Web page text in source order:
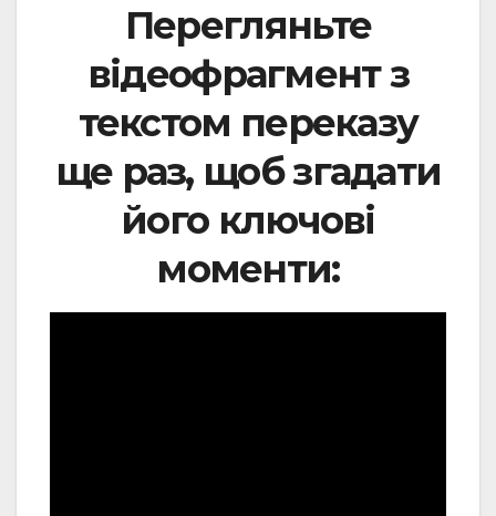
Перегляньте
відеофрагмент з
текстом переказу
ще раз, щоб згадати
його ключові
моменти: